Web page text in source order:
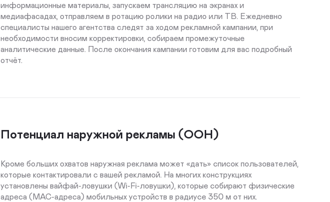
информационные материалы, запускаем трансляцию на экранах и
медиафасадах, отправляем в ротацию ролики на радио или ТВ. Ежедневно
специалисты нашего агентства следят за ходом рекламной кампании, при
необходимости вносим корректировки, собираем промежуточные
аналитические данные. После окончания кампании готовим для вас подробный
отчёт.
Потенциал наружной рекламы (OOH)
Кроме больших охватов наружная реклама может «дать» список пользователей,
которые контактировали с вашей рекламой. На многих конструкциях
установлены вайфай-ловушки (Wi-Fi-ловушки), которые собирают физические
адреса (MAC-адреса) мобильных устройств в радиусе 350 м от них.